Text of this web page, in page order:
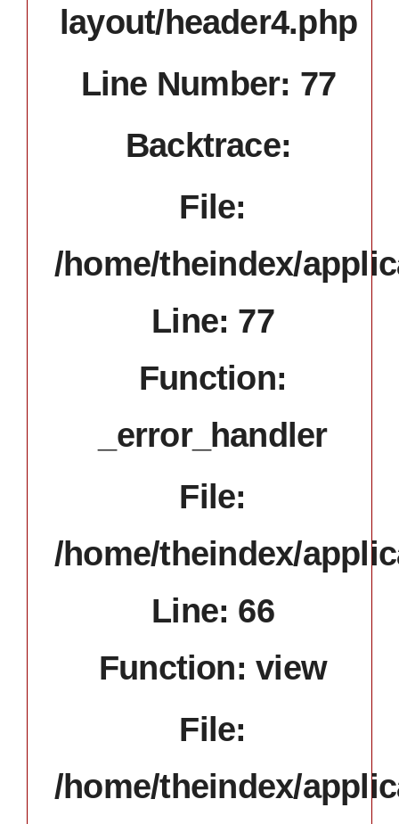
layout/header4.php
Line Number: 77
Backtrace:
File:
/home/theindex/
Line: 77
Function:
_error_handler
File:
/home/theindex/
Line: 66
Function: view
File:
/home/theindex/